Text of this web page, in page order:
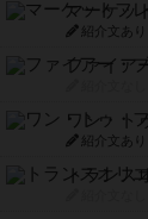
マーケッ
紹介文あり
ファイア
ワン・ト
紹介文あり
トランス